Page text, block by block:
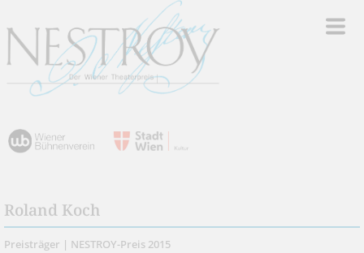
Roland Koch
Preisträger | NESTROY-Preis 2015